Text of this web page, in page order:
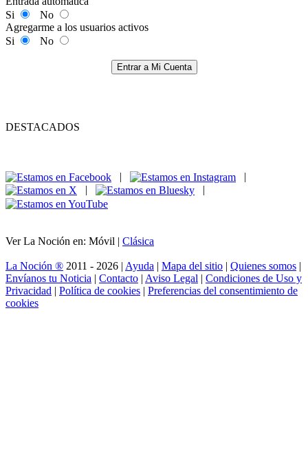
Si
No
Agregarme a los usuarios activos
Si
No
Entrar a Mi Cuenta
DESTACADOS
|
|
|
|
Ver La Noción en: Móvil | Clásica
La Noción ® 2011 - 2026 | Ayuda | Mapa del sitio | Quienes somos |
Envíanos tu Noticia | Contacto | Aviso Legal | Condiciones de Uso y
Privacidad | Política de cookies | Preferencias del consentimiento de
cookies